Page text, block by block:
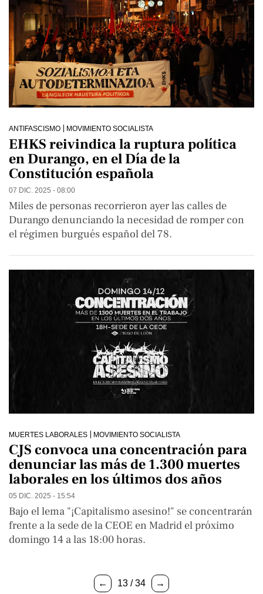
ANTIFASCISMO MOVIMIENTO SOCIALISTA
EHKS reivindica la ruptura política
en Durango, en el Día de la
Constitución española
07 DIC. 2025 - 08:00
Miles de personas recorrieron ayer las calles de
Durango denunciando la necesidad de romper con
el régimen burgués español del 78.
MUERTES LABORALES MOVIMIENTO SOCIALISTA
CJS convoca una concentración para
denunciar las más de 1.300 muertes
laborales en los últimos dos años
05 DIC. 2025 - 15:54
Bajo el lema "¡Capitalismo asesino!" se concentrarán
frente a la sede de la CEOE en Madrid el próximo
domingo 14 a las 18:00 horas.
← 13 / 34 →